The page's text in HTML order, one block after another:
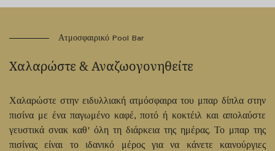
Ατμοσφαιρικό Pool Bar
Χαλαρώστε & Αναζωογονηθείτε
Χαλαρώστε στην ειδυλλιακή ατμόσφαιρα του μπαρ δίπλα στην
πισίνα με ένα παγωμένο καφέ, ποτό ή κοκτέιλ και απολαύστε
γευστικά σνακ καθ' όλη τη διάρκεια της ημέρας. Το μπαρ της
πισίνας είναι το ιδανικό μέρος για να κάνετε καινούργιες